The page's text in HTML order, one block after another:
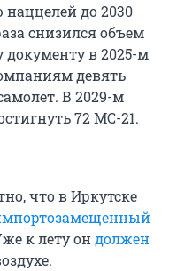
до 2030
снизился объем
в 2025-м
девять
В 2029-м
72 МС-21.
что в Иркутске
к лету ондолжен